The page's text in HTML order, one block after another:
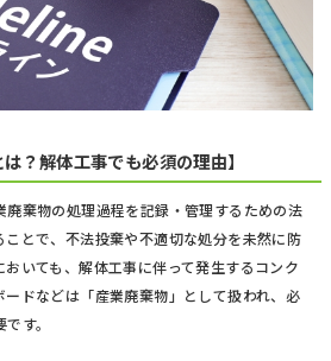
？解体工事でも必須の理由】
廃棄物の処理過程を記録・管理するための法
とで、不法投棄や不適切な処分を未然に防
いても、解体工事に伴って発生するコンク
ードなどは「産業廃棄物」として扱われ、必
す。